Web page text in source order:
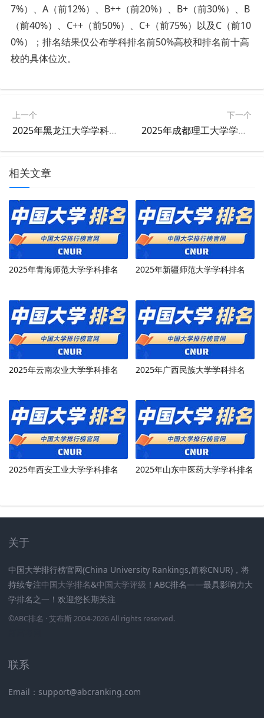
7%）、A（前12%）、B++（前20%）、B+（前30%）、B
（前40%）、C++（前50%）、C+（前75%）以及C（前10
0%）；排名结果仅公布学科排名前50%高校和排名前十高
校的具体位次。
上一个
2025年黑龙江大学学科排名
下一个
2025年成都理工大学学科排名
相关文章
2025年青海师范大学学科排名 2025年新疆师范大学学科排名
2025年云南农业大学学科排名 2025年广西民族大学学科排名
2025年西安工业大学学科排名 2025年山东中医药大学学科排名
关于
中国大学排行榜官网(China University Rankings,简称CNUR)，将
持续专注中国大学排名&中国大学评级 ！ABC排名——最具影响力大
学排名之一！欢迎您长期关注
©ABC排名 · 艾布斯 2004-2026 All rights reserved.
联系
Email：support@abcranking.com